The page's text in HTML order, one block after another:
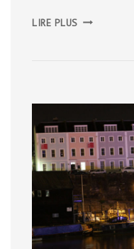
LIRE PLUS